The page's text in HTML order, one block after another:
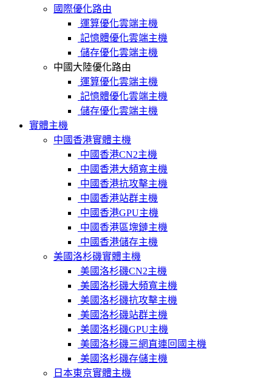
國際優化路由
運算優化雲端主機
記憶體優化雲端主機
儲存優化雲端主機
中國大陸優化路由
運算優化雲端主機
記憶體優化雲端主機
儲存優化雲端主機
實體主機
中國香港實體主機
中國香港CN2主機
中國香港大頻寬主機
中國香港抗攻擊主機
中國香港站群主機
中國香港GPU主機
中國香港區塊鏈主機
中國香港儲存主機
美國洛杉磯實體主機
美國洛杉磯CN2主機
美國洛杉磯大頻寬主機
美國洛杉磯抗攻擊主機
美國洛杉磯站群主機
美國洛杉磯GPU主機
美國洛杉磯三網直連回國主機
美國洛杉磯存儲主機
日本東京實體主機